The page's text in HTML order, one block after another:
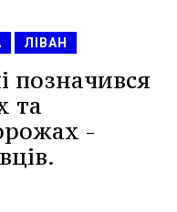
ЛІВАН
позначився
та
-